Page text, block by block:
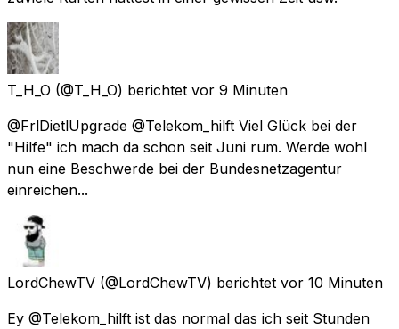
T_H_O (@T_H_O) berichtet vor 9 Minuten
@FrlDietlUpgrade @Telekom_hilft Viel Glück bei der
"Hilfe" ich mach da schon seit Juni rum. Werde wohl
nun eine Beschwerde bei der Bundesnetzagentur
einreichen...
LordChewTV (@LordChewTV) berichtet vor 10 Minuten
Ey @Telekom_hilft ist das normal das ich seit Stunden